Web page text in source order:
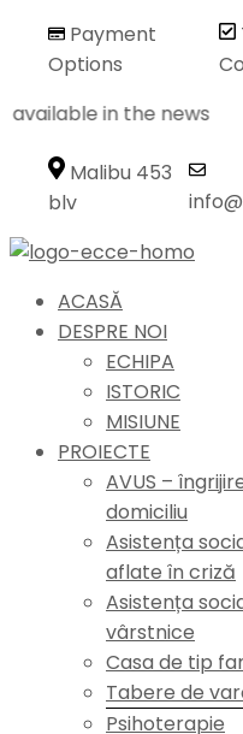
Payment
Options
in the news
Malibu 453
blv
ACASĂ
DESPRE NOI
ECHIPA
ISTORIC
MISIUNE
PROIECTE
AVUS –
domiciliu
Asistența
aflate în criză
Asistența
vârstnice
Casa de tip
Tabere de
Psihoterapie